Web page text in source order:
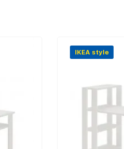
IKEA style